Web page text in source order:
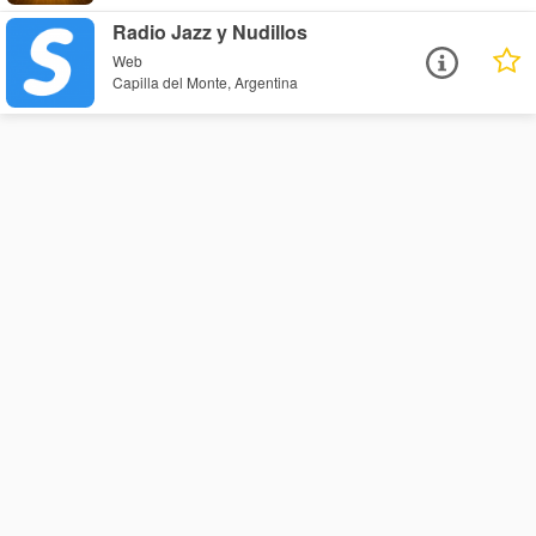
Radio Jazz y Nudillos
Web
Capilla del Monte, Argentina